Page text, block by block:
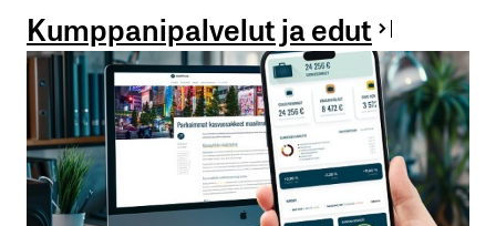
Kumppanipalvelut ja edut